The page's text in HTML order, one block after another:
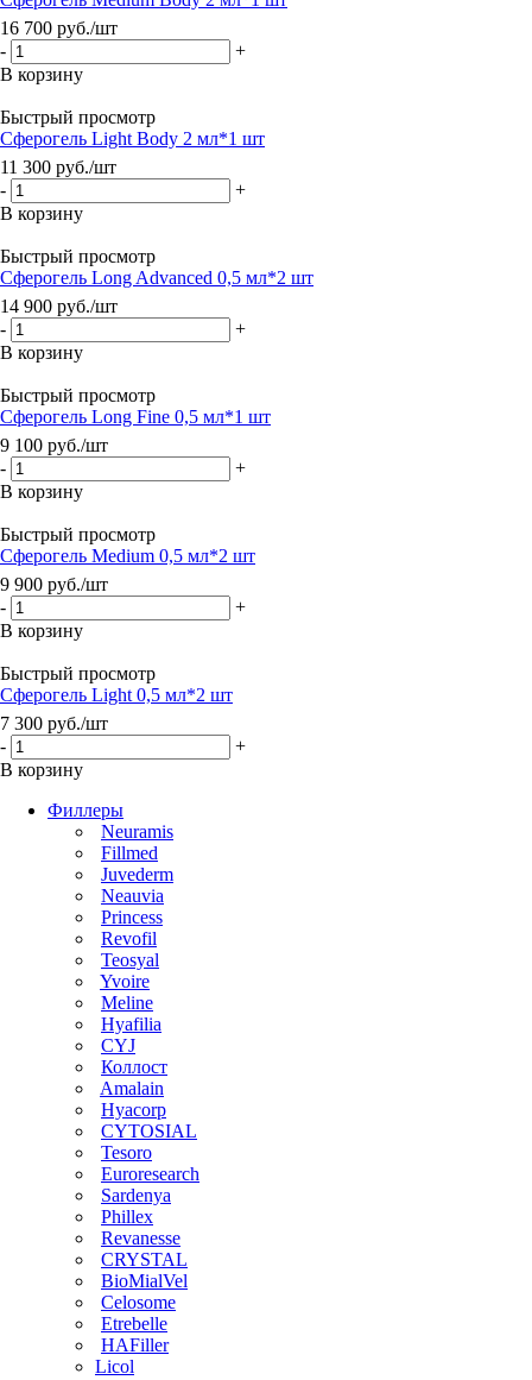
16 700 руб./шт
-
+
В корзину
Быстрый просмотр
Сферогель Light Body 2 мл*1 шт
11 300 руб./шт
-
+
В корзину
Быстрый просмотр
Сферогель Long Advanced 0,5 мл*2 шт
14 900 руб./шт
-
+
В корзину
Быстрый просмотр
Сферогель Long Fine 0,5 мл*1 шт
9 100 руб./шт
-
+
В корзину
Быстрый просмотр
Сферогель Medium 0,5 мл*2 шт
9 900 руб./шт
-
+
В корзину
Быстрый просмотр
Сферогель Light 0,5 мл*2 шт
7 300 руб./шт
-
+
В корзину
Филлеры
Neuramis
Fillmed
Juvederm
Neauvia
Princess
Revofil
Teosyal
Yvoire
Meline
Hyafilia
CYJ
Коллост
Amalain
Hyacorp
CYTOSIAL
Tesoro
Euroresearch
Sardenya
Phillex
Revanesse
CRYSTAL
BioMialVel
Celosome
Etrebelle
HAFiller
Licol